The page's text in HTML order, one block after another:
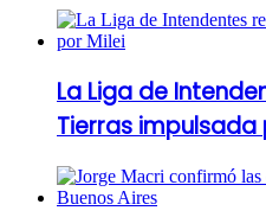
La Liga de
Tierras impulsada